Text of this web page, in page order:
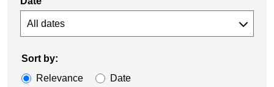
Sort by:
Relevance
Date